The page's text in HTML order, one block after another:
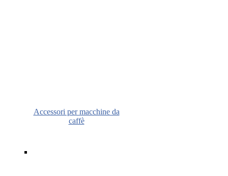
Accessori per macchine da
caffè